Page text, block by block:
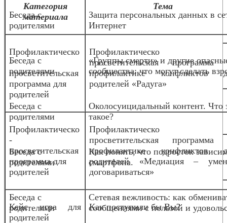
Беседа с
родителями
Защита персональных данных в
Интернет
Беседа с
родителями
«Группы смерти» и другие
сообщества: что могут сделать
Беседа с
родителями
Околосуицидальный контент. Что
такое?
Беседа с
родителями
Как понять, что подросток
смартфона.
Беседа с
родителями
Сетевая вежливость: как
сообщениями с пользой и
Категория
материала
Тема
Профилактическо
-
просветительская
программа для
родителей
просветительская программа
профилактике конфликтов
родителей «Радуга»
Профилактическо
-
просветительская
программа для
родителей
просветительская программа
профилактике конфликтов
родителей «Медиация –
договариваться»
Кейс игра для
родителей
Как поступили бы Вы?